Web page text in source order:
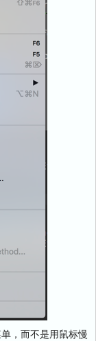
，而不是用鼠标慢